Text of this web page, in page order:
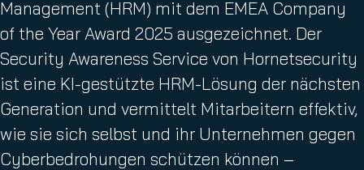
Management (HRM) mit dem EMEA Company
of the Year Award 2025 ausgezeichnet. Der
Security Awareness Service von Hornetsecurity
ist eine KI-gestützte HRM-Lösung der nächsten
Generation und vermittelt Mitarbeitern effektiv,
wie sie sich selbst und ihr Unternehmen gegen
Cyberbedrohungen schützen können –